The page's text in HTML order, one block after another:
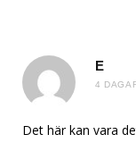
E
4
Det här kan vara